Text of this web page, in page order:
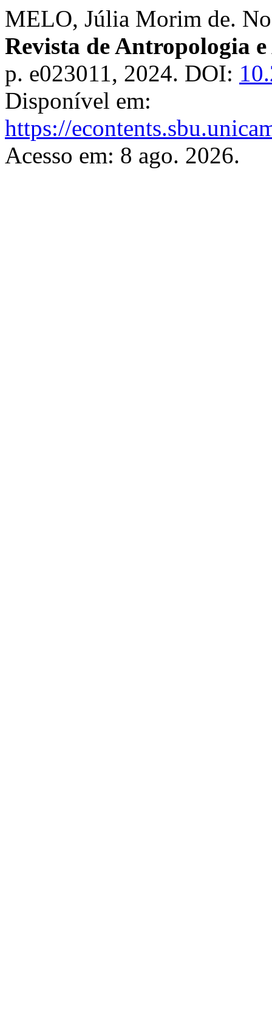
MELO, Júlia Morim de.
Revista de Antropologia
p. e023011, 2024. DOI:
Disponível em:
https://
Acesso em: 8 ago. 2026.